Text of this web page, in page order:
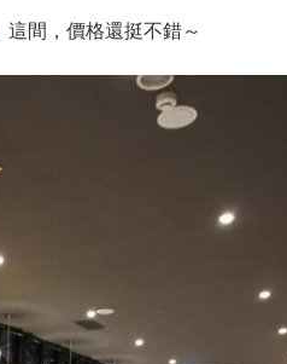
這間，價格還挺不錯～